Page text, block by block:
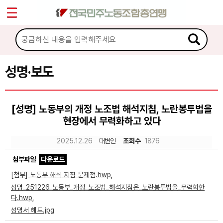
성명·보도
[성명] 노동부의 개정 노조법 해석지침, 노란봉투법을
현장에서 무력화하고 있다
2025.12.26 대변인 조회수 1876
첨부파일
다운로드
[첨부] 노동부 해석 지침 문제점.hwp
성명_251226_노동부_개정_노조법_해석지침은_노란봉투법을_무력화한
다.hwp
성명서 헤드.jpg
마이페이지
소개
소식
공지사항
성명·보도
노동상담
자료
부설기관
Sketchbook5, 스케치북5
Sketchbook5, 스케치북5